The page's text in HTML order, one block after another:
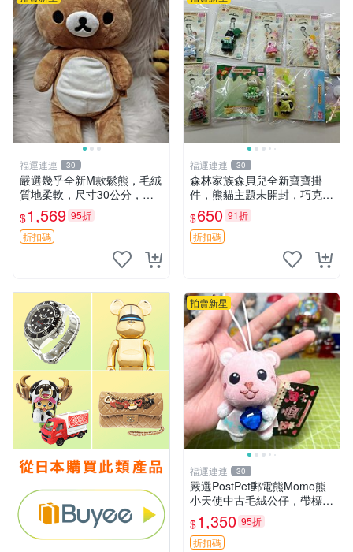
福運連連 30
嚴選幾乎全新M款鬆熊，毛絨
質地柔軟，尺寸30公分，做
工精緻可愛，適合收藏或贈送
親友。中古使用痕跡，手感依
然優良。 鬆熊 嬰熊 毛玩偶
$1,569 95折
折扣碼
福運連連 30
森林家族森貝兒全新寶寶掛
件，熊貓主題未開封，巧克力
兔牛奶兔郁金香兔貓吉娃娃嚴
選，適合收藏 熊貓 森林 寶寶
$650 91折
折扣碼
拍賣新星
福運連連 30
嚴選PostPet郵電熊Momo熊
小天使中古毛絨公仔，帶標牌
保存完好。絕版稀有少見收藏
品，微瑕可接受，狀態如圖。
所見即所得，毛絨精品嚴選推
$1,350 95折
折扣碼